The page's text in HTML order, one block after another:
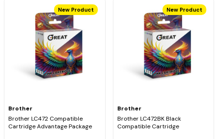
New Product
Brother
Brother LC472 Compatible
Cartridge Advantage Package
New Product
Brother
Brother LC472BK Black
Compatible Cartridge